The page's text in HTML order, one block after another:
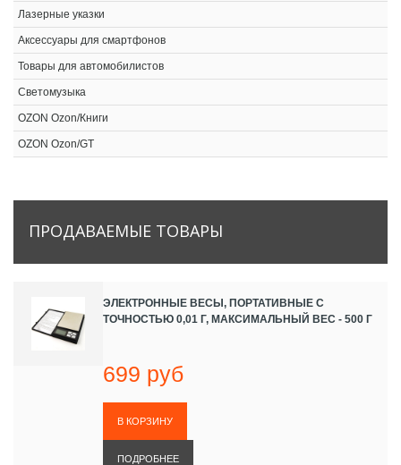
Лазерные указки
Аксессуары для смартфонов
Товары для автомобилистов
Светомузыка
OZON Ozon/Книги
OZON Ozon/GT
ПРОДАВАЕМЫЕ ТОВАРЫ
ЭЛЕКТРОННЫЕ ВЕСЫ, ПОРТАТИВНЫЕ С
ТОЧНОСТЬЮ 0,01 Г, МАКСИМАЛЬНЫЙ ВЕС - 500 Г
699 руб
ПОДРОБНЕЕ